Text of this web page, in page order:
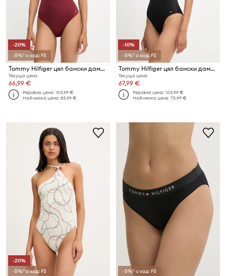
-20%
-5%* с код: FS
Tommy Hilfiger цял бански дамски
Текуща цена:
66,99 €
Редовна цена:103,99 €
Най-ниска цена:83,99 €
-10%
-5%* с код: FS
Tommy Hilfiger цял бански дамски
Текуща цена:
67,99 €
Редовна цена:103,99 €
Най-ниска цена:75,99 €
-20%
-5%* с код: FS
-5%* с код: FS